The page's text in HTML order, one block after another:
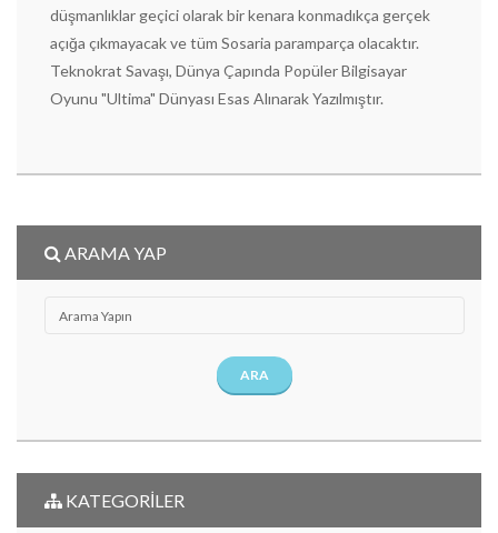
düşmanlıklar geçici olarak bir kenara konmadıkça gerçek
açığa çıkmayacak ve tüm Sosaria paramparça olacaktır.
Teknokrat Savaşı, Dünya Çapında Popüler Bilgisayar
Oyunu "Ultima" Dünyası Esas Alınarak Yazılmıştır.
ARAMA YAP
ARA
KATEGORİLER